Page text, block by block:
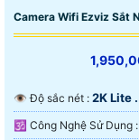
Camera Wifi Ezviz Sắt
👁 Độ sắc nét : 2K Lite .
🕉️ Công Nghệ Sử Dụng :